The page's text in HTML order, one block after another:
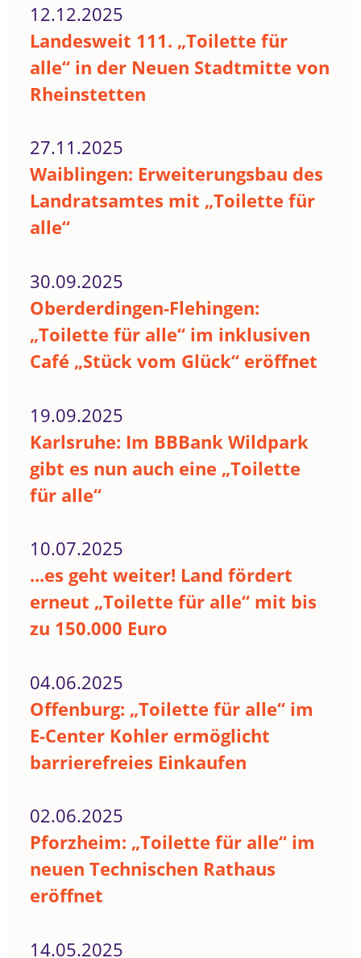
12.12.2025
Landesweit 111. „Toilette für
alle“ in der Neuen Stadtmitte von
Rheinstetten
27.11.2025
Waiblingen: Erweiterungsbau des
Landratsamtes mit „Toilette für
alle“
30.09.2025
Oberderdingen-Flehingen:
„Toilette für alle“ im inklusiven
Café „Stück vom Glück“ eröffnet
19.09.2025
Karlsruhe: Im BBBank Wildpark
gibt es nun auch eine „Toilette
für alle“
10.07.2025
...es geht weiter! Land fördert
erneut „Toilette für alle“ mit bis
zu 150.000 Euro
04.06.2025
Offenburg: „Toilette für alle“ im
E-Center Kohler ermöglicht
barrierefreies Einkaufen
02.06.2025
Pforzheim: „Toilette für alle“ im
neuen Technischen Rathaus
eröffnet
14.05.2025